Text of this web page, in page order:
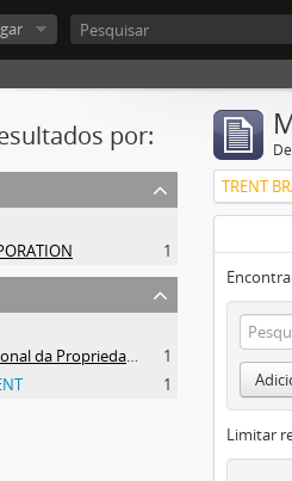
por:
1
INPI - Instituto Nacional da Propriedade Industrial
1
1
TRENT
Limitar